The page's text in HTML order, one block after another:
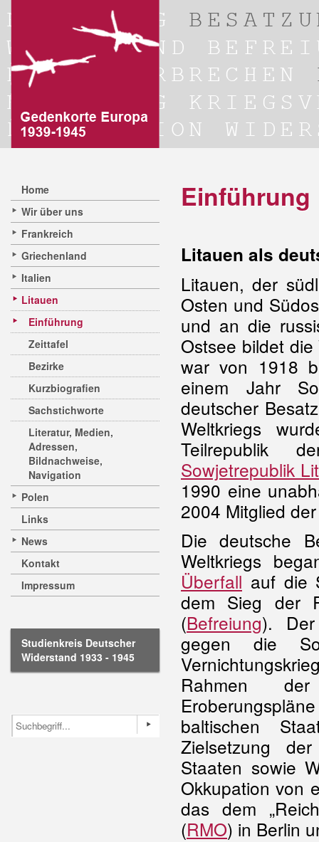
Home
Wir über uns
Frankreich
Griechenland
Italien
Litauen
Einführung
Zeittafel
Bezirke
Kurzbiografien
Sachstichworte
Literatur, Medien,
Adressen,
Bildnachweise,
Navigation
Polen
Links
News
Kontakt
Impressum
Studienkreis Deutscher
Widerstand 1933 - 1945
Einführung
Litauen als
Litauen, der
Osten und
und an die
Ostsee bildet
war von 1918
einem Jahr
deutscher
Weltkriegs
Teilrepublik
Sowjetrepublik
1990 eine
2004 Mitglied
Die deutsche
Weltkriegs
Überfall auf die
dem Sieg der
(Befreiung). Der
gegen die
Rahmen der
baltischen
Zielsetzung
Staaten sowie
Okkupation von
das dem
(RMO) in Berlin